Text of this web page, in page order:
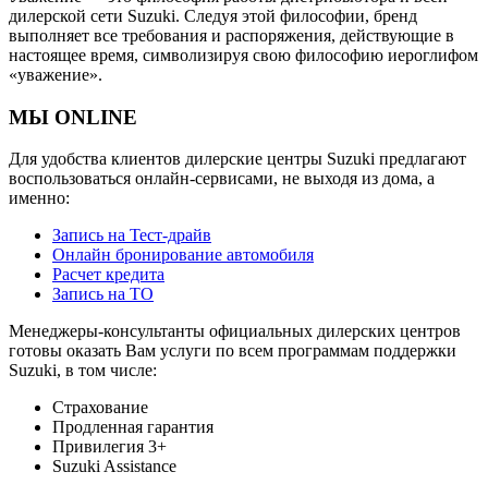
дилерской сети Suzuki. Следуя этой философии, бренд
выполняет все требования и распоряжения, действующие в
настоящее время, символизируя свою философию иероглифом
«уважение».
МЫ ONLINE
Для удобства клиентов дилерские центры Suzuki предлагают
воспользоваться онлайн-сервисами, не выходя из дома, а
именно:
Запись на Тест-драйв
Онлайн бронирование автомобиля
Расчет кредита
Запись на ТО
Менеджеры-консультанты официальных дилерских центров
готовы оказать Вам услуги по всем программам поддержки
Suzuki, в том числе:
Страхование
Продленная гарантия
Привилегия 3+
Suzuki Assistance